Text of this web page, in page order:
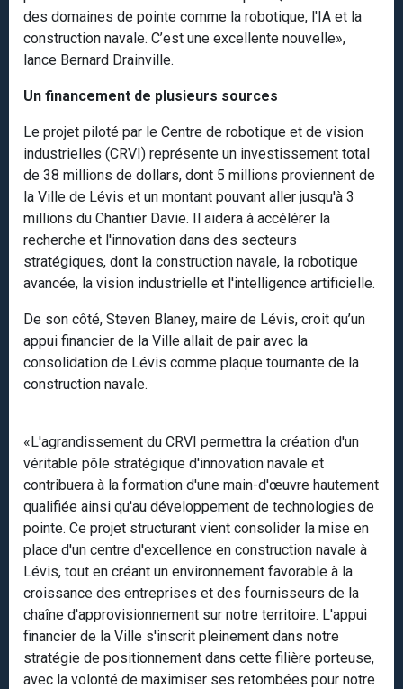
des domaines de pointe comme la robotique, l'IA et la
construction navale. C’est une excellente nouvelle»,
lance Bernard Drainville.
Un financement de plusieurs sources
Le projet piloté par le Centre de robotique et de vision
industrielles (CRVI) représente un investissement total
de 38 millions de dollars, dont 5 millions proviennent de
la Ville de Lévis et un montant pouvant aller jusqu'à 3
millions du Chantier Davie. Il aidera à accélérer la
recherche et l'innovation dans des secteurs
stratégiques, dont la construction navale, la robotique
avancée, la vision industrielle et l'intelligence artificielle.
De son côté, Steven Blaney, maire de Lévis, croit qu’un
appui financier de la Ville allait de pair avec la
consolidation de Lévis comme plaque tournante de la
construction navale.
«L'agrandissement du CRVI permettra la création d'un
véritable pôle stratégique d'innovation navale et
contribuera à la formation d'une main-d'œuvre hautement
qualifiée ainsi qu'au développement de technologies de
pointe. Ce projet structurant vient consolider la mise en
place d'un centre d'excellence en construction navale à
Lévis, tout en créant un environnement favorable à la
croissance des entreprises et des fournisseurs de la
chaîne d'approvisionnement sur notre territoire. L'appui
financier de la Ville s'inscrit pleinement dans notre
stratégie de positionnement dans cette filière porteuse,
avec la volonté de maximiser ses retombées pour notre